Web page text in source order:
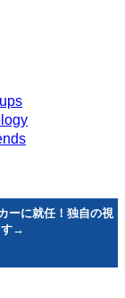
ーに就任！独自の視
す→